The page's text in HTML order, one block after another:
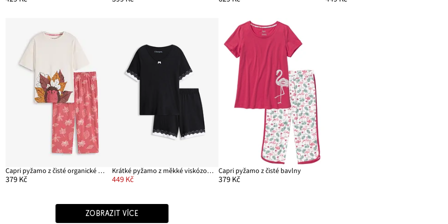
Capri pyžamo z čisté organické bavlny
379 Kč
Krátké pyžamo z měkké viskózové směsi
449 Kč
Capri pyžamo z čisté bavlny
379 Kč
ZOBRAZIT VÍCE